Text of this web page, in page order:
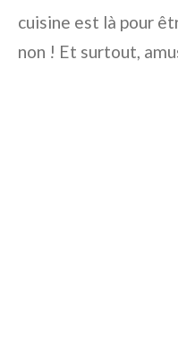
cuisine est là pour
non ! Et surtout,